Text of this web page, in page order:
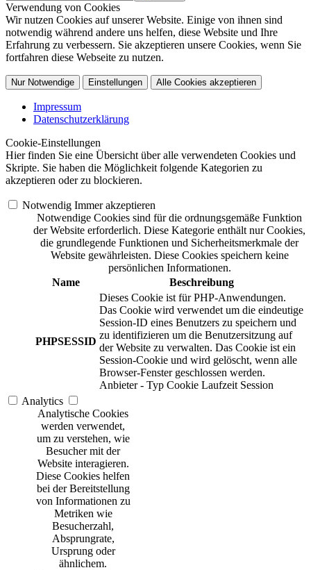
Verwendung von Cookies
Wir nutzen Cookies auf unserer Website. Einige von ihnen sind
notwendig während andere uns helfen, diese Website und Ihre
Erfahrung zu verbessern. Sie akzeptieren unsere Cookies, wenn Sie
fortfahren diese Webseite zu nutzen.
Nur Notwendige Einstellungen Alle Cookies akzeptieren
Impressum
Datenschutzerklärung
Cookie-Einstellungen
Hier finden Sie eine Übersicht über alle verwendeten Cookies und
Skripte. Sie haben die Möglichkeit folgende Kategorien zu
akzeptieren oder zu blockieren.
Notwendig Immer akzeptieren
Notwendige Cookies sind für die ordnungsgemäße Funktion
der Website erforderlich. Diese Kategorie enthält nur Cookies,
die grundlegende Funktionen und Sicherheitsmerkmale der
Website gewährleisten. Diese Cookies speichern keine
persönlichen Informationen.
Name
Beschreibung
PHPSESSID
Dieses Cookie ist für PHP-Anwendungen.
Das Cookie wird verwendet um die eindeutige
Session-ID eines Benutzers zu speichern und
zu identifizieren um die Benutzersitzung auf
der Website zu verwalten. Das Cookie ist ein
Session-Cookie und wird gelöscht, wenn alle
Browser-Fenster geschlossen werden.
Anbieter - Typ Cookie Laufzeit Session
Analytics
Analytische Cookies
werden verwendet,
um zu verstehen, wie
Besucher mit der
Website interagieren.
Diese Cookies helfen
bei der Bereitstellung
von Informationen zu
Metriken wie
Besucherzahl,
Absprungrate,
Ursprung oder
ähnlichem.